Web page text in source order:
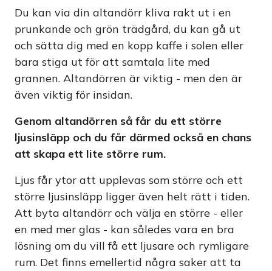
Du kan via din altandörr kliva rakt ut i en
prunkande och grön trädgård, du kan gå ut
och sätta dig med en kopp kaffe i solen eller
bara stiga ut för att samtala lite med
grannen. Altandörren är viktig - men den är
även viktig för insidan.
Genom altandörren så får du ett större
ljusinsläpp och du får därmed också en chans
att skapa ett lite större rum.
Ljus får ytor att upplevas som större och ett
större ljusinsläpp ligger även helt rätt i tiden.
Att byta altandörr och välja en större - eller
en med mer glas - kan således vara en bra
lösning om du vill få ett ljusare och rymligare
rum. Det finns emellertid några saker att ta